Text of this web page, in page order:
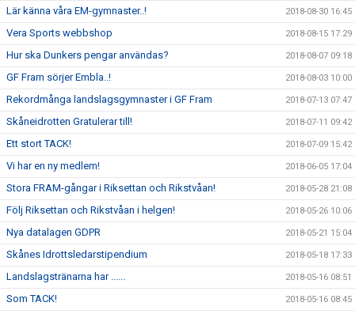
Lär känna våra EM-gymnaster..! 2018-08-30 16:45
Vera Sports webbshop 2018-08-15 17:29
Hur ska Dunkers pengar användas? 2018-08-07 09:18
GF Fram sörjer Embla..! 2018-08-03 10:00
Rekordmånga landslagsgymnaster i GF Fram 2018-07-13 07:47
Skåneidrotten Gratulerar till! 2018-07-11 09:42
Ett stort TACK! 2018-07-09 15:42
Vi har en ny medlem! 2018-06-05 17:04
Stora FRAM-gångar i Riksettan och Rikstvåan! 2018-05-28 21:08
Följ Riksettan och Rikstvåan i helgen! 2018-05-26 10:06
Nya datalagen GDPR 2018-05-21 15:04
Skånes Idrottsledarstipendium 2018-05-18 17:33
Landslagstränarna har ...... 2018-05-16 08:51
Som TACK! 2018-05-16 08:45